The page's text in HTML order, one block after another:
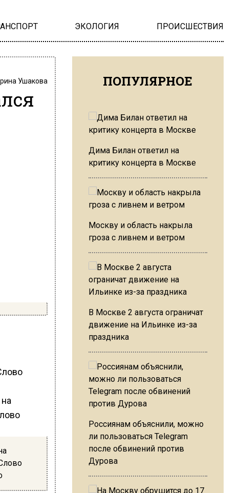
ЭКОЛОГИЯ ПРОИСШЕСТВИЯ
Ушакова ПОПУЛЯРНОЕ
Дима Билан ответил на
критику концерта в Москве
Москву и область накрыла
гроза с ливнем и ветром
В Москве 2 августа ограничат
движение на Ильинке из-за
праздника
Россиянам объяснили, можно
ли пользоваться Telegram
после обвинений против
Дурова